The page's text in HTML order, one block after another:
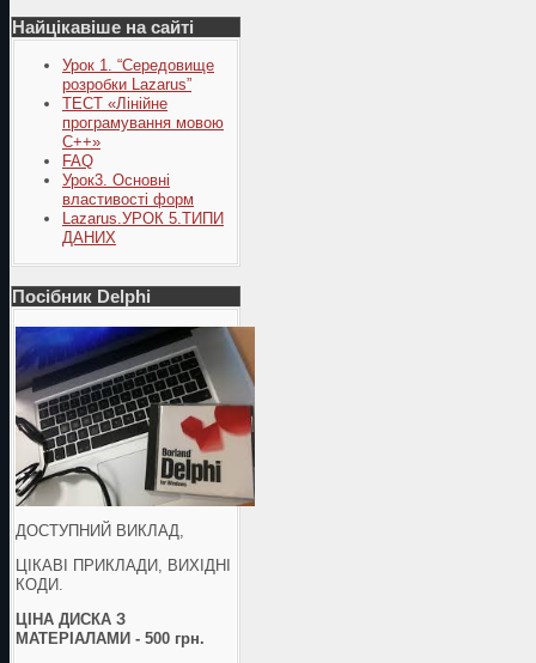
Найцікавіше на сайті
Урок 1. “Середовище
розробки Lazarus”
ТЕСТ «Лінійне
програмування мовою
С++»
FAQ
Урок3. Основні
властивості форм
Lazarus.УРОК 5.ТИПИ
ДАНИХ
Посібник Delphi
ДОСТУПНИЙ ВИКЛАД,
ЦІКАВІ ПРИКЛАДИ, ВИХІДНІ
КОДИ.
ЦІНА ДИСКА З
МАТЕРІАЛАМИ - 500 грн.